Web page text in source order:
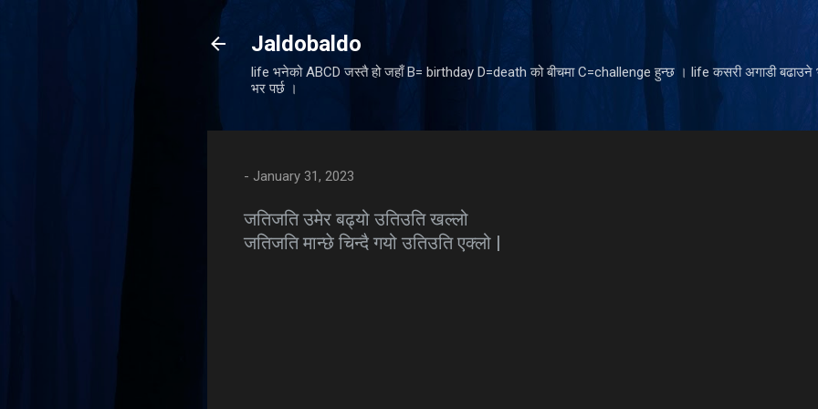
Jaldobaldo
life भनेको ABCD जस्तै हो जहाँ B= birthday D=death को बीचमा C=challenge हुन्छ । life कसरी अगाडी
भर पर्छ ।
- January 31, 2023
जतिजति उमेर बढ्यो उतिउति खल्लो
जतिजति मान्छे चिन्दै गयो उतिउति एक्लो |